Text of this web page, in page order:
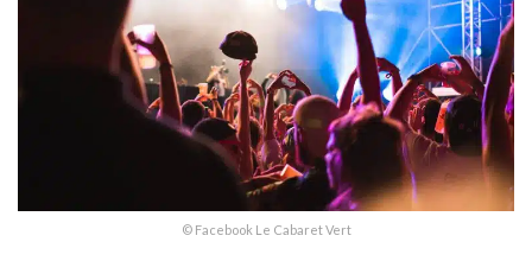
© Facebook Le Cabaret Vert